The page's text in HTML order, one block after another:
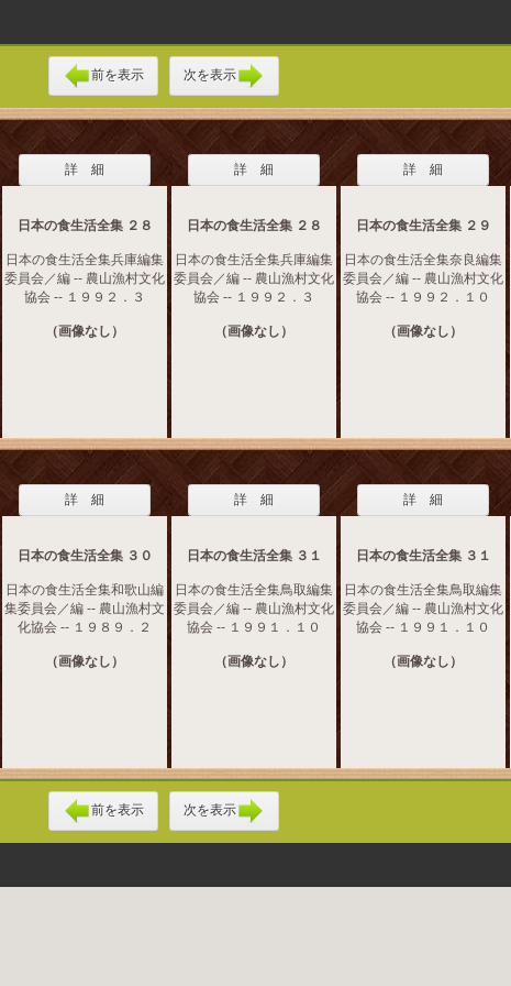
前を表示 次を表示
詳 細
日本の食生活全集 ２８
日本の食生活全集兵庫編集
委員会／編 -- 農山漁村文化
協会 -- １９９２．３
（画像なし）
詳 細
日本の食生活全集 ２８
日本の食生活全集兵庫編集
委員会／編 -- 農山漁村文化
協会 -- １９９２．３
（画像なし）
詳 細
日本の食生活全集 ２９
日本の食生活全集奈良編集
委員会／編 -- 農山漁村文化
協会 -- １９９２．１０
（画像なし）
詳 細
日本の食生活全集 ３０
日本の食生活全集和歌山編
集委員会／編 -- 農山漁村文
化協会 -- １９８９．２
（画像なし）
詳 細
日本の食生活全集 ３１
日本の食生活全集鳥取編集
委員会／編 -- 農山漁村文化
協会 -- １９９１．１０
（画像なし）
詳 細
日本の食生活全集 ３１
日本の食生活全集鳥取編集
委員会／編 -- 農山漁村文化
協会 -- １９９１．１０
（画像なし）
前を表示 次を表示